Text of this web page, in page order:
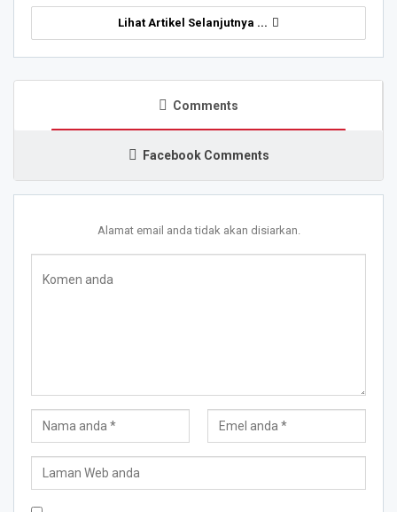
Lihat Artikel Selanjutnya ...
Comments
Facebook Comments
Alamat email anda tidak akan disiarkan.